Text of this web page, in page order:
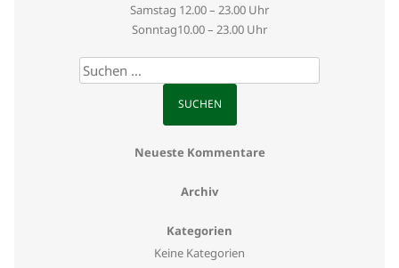
Samstag 12.00 – 23.00 Uhr
Sonntag10.00 – 23.00 Uhr
Suchen
nach:
Neueste Kommentare
Archiv
Kategorien
Keine Kategorien